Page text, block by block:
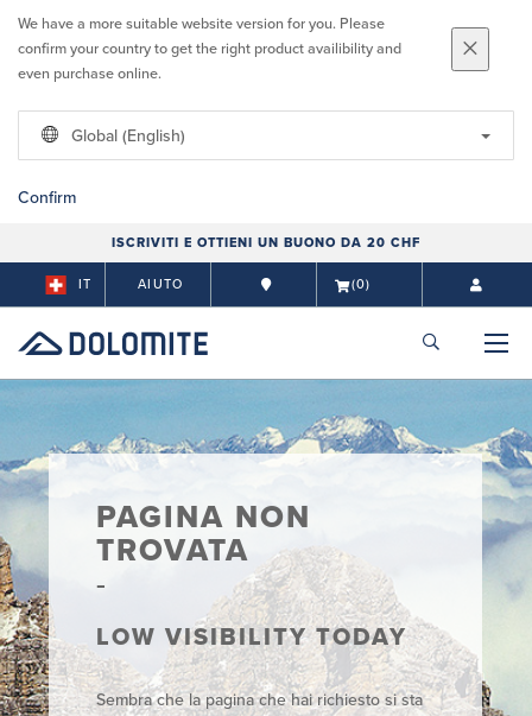
We have a more suitable website version for you. Please
confirm your country to get the right product availibility and
even purchase online.
Global (English)
Confirm
ISCRIVITI E OTTIENI UN BUONO DA 20 CHF
IT AIUTO (0)
PAGINA NON
TROVATA
LOW VISIBILITY TODAY
Sembra che la pagina che hai richiesto si sta